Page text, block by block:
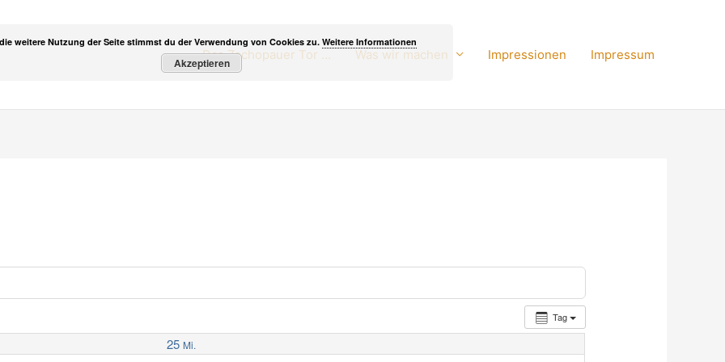
Das Zschopauer Tor … Was wir machen Impressionen Impressum
Tag
25 Mi.
weitere Nutzung der Seite stimmst du der Verwendung von Cookies zu. Weitere Informationen
Akzeptieren